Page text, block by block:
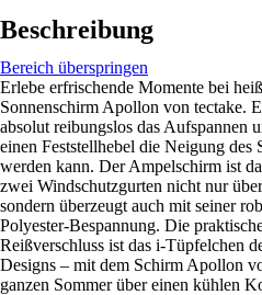
Beschreibung
Bereich überspringen
Erlebe erfrischende Momente bei
Sonnenschirm Apollon von tectake.
absolut reibungslos das Aufspannen
einen Feststellhebel die Neigung des
werden kann. Der Ampelschirm ist
zwei Windschutzgurten nicht nur
sondern überzeugt auch mit seiner
Polyester-Bespannung. Die
Reißverschluss ist das i-Tüpfelchen
Designs – mit dem Schirm Apollon
ganzen Sommer über einen kühlen